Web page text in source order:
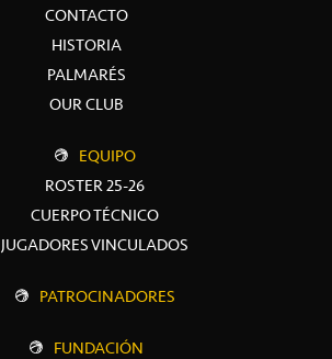
CONTACTO
HISTORIA
PALMARÉS
OUR CLUB
EQUIPO
ROSTER 25-26
CUERPO TÉCNICO
JUGADORES VINCULADOS
PATROCINADORES
FUNDACIÓN